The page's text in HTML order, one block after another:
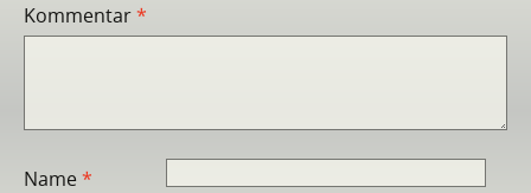
Kommentar*
Name*